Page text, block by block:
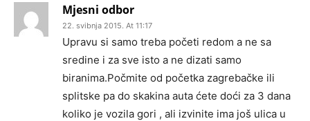
Mjesni odbor
22. svibnja 2015. At 11:17
Upravu si samo treba početi redom a ne sa
sredine i za sve isto a ne dizati samo
biranima.Počmite od početka zagrebačke ili
splitske pa do skakina auta ćete doći za 3 dana
koliko je vozila gori , ali izvinite ima još ulica u